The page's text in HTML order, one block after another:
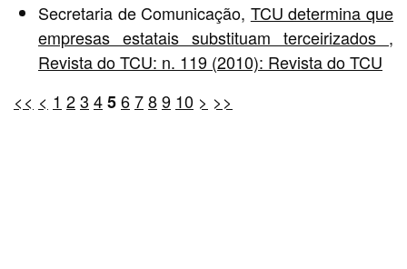
Secretaria de Comunicação, TCU determina que
empresas estatais substituam terceirizados ,
Revista do TCU: n. 119 (2010): Revista do TCU
<< < 1 23 456789 10 > >>